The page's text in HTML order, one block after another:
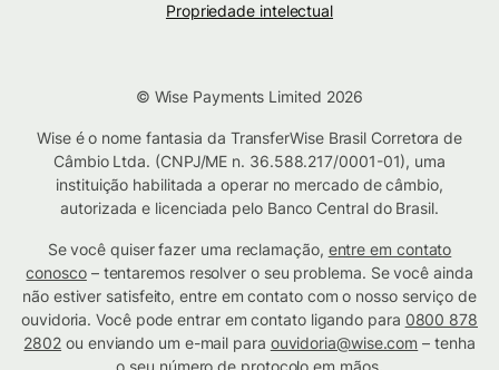
Propriedade intelectual
© Wise Payments Limited 2026
Wise é o nome fantasia da TransferWise Brasil Corretora de
Câmbio Ltda. (CNPJ/ME n. 36.588.217/0001-01), uma
instituição habilitada a operar no mercado de câmbio,
autorizada e licenciada pelo Banco Central do Brasil.
Se você quiser fazer uma reclamação, entre em contato
conosco– tentaremos resolver o seu problema. Se você ainda
não estiver satisfeito, entre em contato com o nosso serviço de
ouvidoria. Você pode entrar em contato ligando para 0800 878
2802 ou enviando um e-mail para ouvidoria@wise.com – tenha
o seu número de protocolo em mãos.